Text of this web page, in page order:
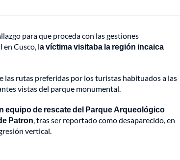
para que proceda con las gestiones
Cusco, la víctima visitaba la región incaica
las rutas preferidas por los turistas habituados a las
vistas del parque monumental.
equipo de rescate del Parque Arqueológico
Patron, tras ser reportado como desaparecido, en
vertical.